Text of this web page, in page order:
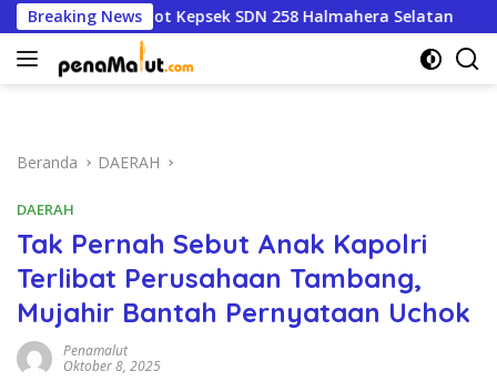
Langsung
ke
konten
Breaking News
Copot Kepsek SDN 258 Halmahera Selatan
Beranda DAERAH
DAERAH
Tak Pernah Sebut Anak Kapolri
Terlibat Perusahaan Tambang,
Mujahir Bantah Pernyataan Uchok
Penamalut
Oktober 8, 2025